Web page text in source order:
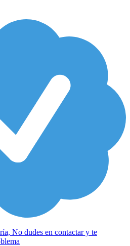
No dudes en contactar y te